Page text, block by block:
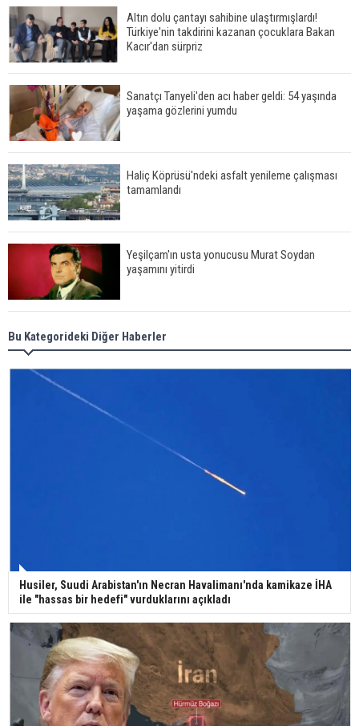
Altın dolu çantayı sahibine ulaştırmışlardı!
Türkiye'nin takdirini kazanan çocuklara Bakan
Kacır'dan sürpriz
Sanatçı Tanyeli'den acı haber geldi: 54 yaşında
yaşama gözlerini yumdu
Haliç Köprüsü'ndeki asfalt yenileme çalışması
tamamlandı
Yeşilçam'ın usta yonucusu Murat Soydan
yaşamını yitirdi
Meral Akşener ile Müsavat Dervişoğlu cenazede
görüntülendi
Bilim kurgu gerçekleşiyor... Dondurulmuş
Ünlü türkücü Mahmut Tuncer estetik operasyon
geçirdi: Son hali gündem oldu
Yerli turist 229,7 milyar lira seyahat harcaması
yaptı
Bu Kategorideki Diğer Haberler
Husiler, Suudi Arabistan'ın Necran Havalimanı'nda kamikaze İHA
ile "hassas bir hedefi" vurduklarını açıkladı